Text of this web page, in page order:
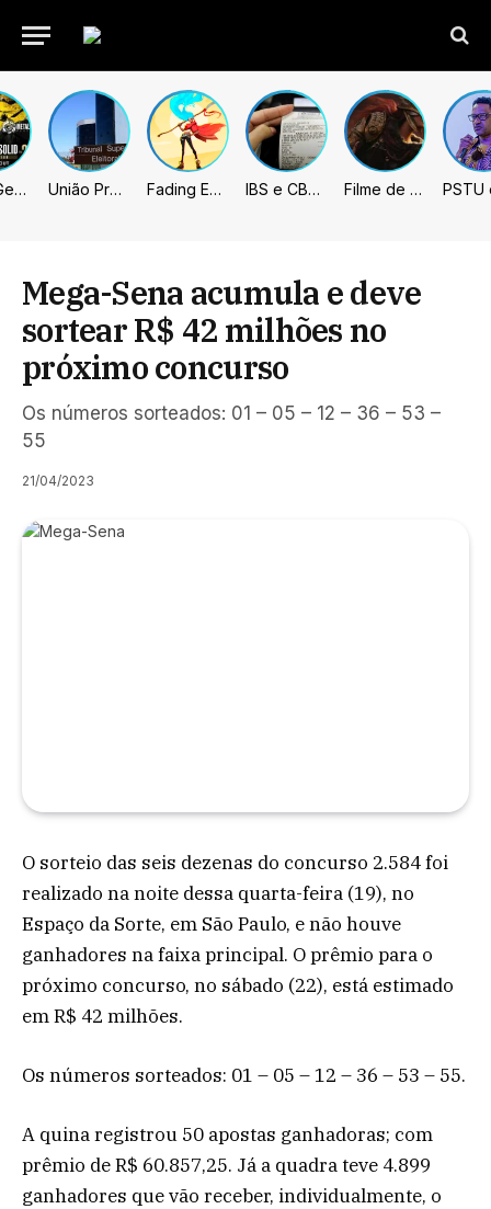
Metal Gear Solid: Master Collection 2 terá legendas e menus em portugues União Progressista e PL terão mais tempo de propaganda eleitoral Fading Echo – Review IBS e CBS necessitarão constar nas notas fiscais com início desta 2ª. Entenda Filme de Elden Ring tem gravações concluídas, mas ainda fica longe do lançamento
Mega-Sena acumula e deve
sortear R$ 42 milhões no
próximo concurso
Os números sorteados: 01 – 05 – 12 – 36 – 53 –
55
21/04/2023
O sorteio das seis dezenas do concurso 2.584 foi
realizado na noite dessa quarta-feira (19), no
Espaço da Sorte, em São Paulo, e não houve
ganhadores na faixa principal. O prêmio para o
próximo concurso, no sábado (22), está estimado
em R$ 42 milhões.
Os números sorteados: 01 – 05 – 12 – 36 – 53 – 55.
A quina registrou 50 apostas ganhadoras; com
prêmio de R$ 60.857,25. Já a quadra teve 4.899
ganhadores que vão receber, individualmente, o